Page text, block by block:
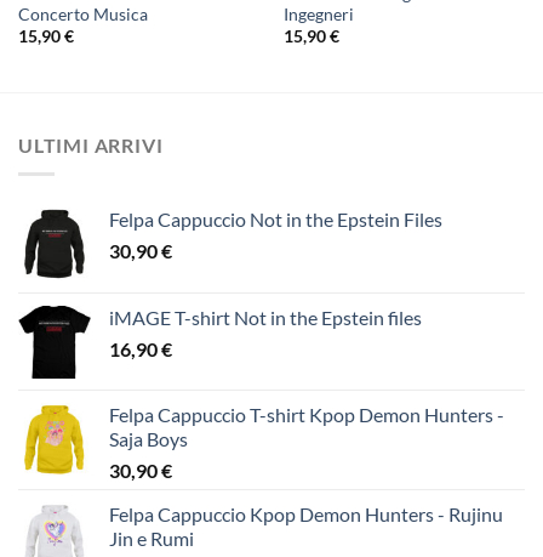
Concerto Musica
15,90€
Ingegneri
15,90€
ULTIMI ARRIVI
Felpa Cappuccio Not in the Epstein Files
30,90€
iMAGE T-shirt Not in the Epstein files
16,90€
Felpa Cappuccio T-shirt Kpop Demon Hunters -
Saja Boys
30,90€
Felpa Cappuccio Kpop Demon Hunters - Rujinu
Jin e Rumi